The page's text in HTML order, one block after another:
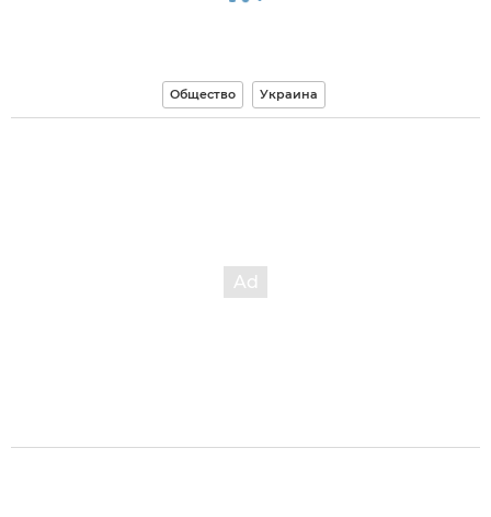
Общество Украина